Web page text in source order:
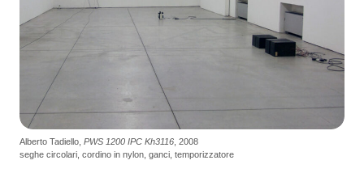
Alberto Tadiello, PWS 1200 IPC Kh3116 , 2008
seghe circolari, cordino in nylon, ganci, temporizzatore